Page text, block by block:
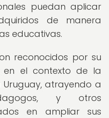
puedan aplicar
de manera
educativas.
reconocidos por su
en el contexto de la
atrayendo a
y otros
en ampliar sus